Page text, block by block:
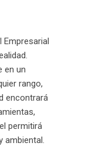
Empresarial
en un
rango,
encontrará
permitirá
ambiental.